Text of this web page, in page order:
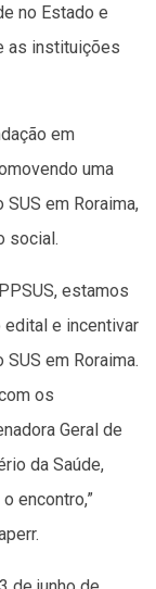
no Estado e
as instituições
em
uma
em Roraima,
social.
estamos
e incentivar
em Roraima.
os
Geral de
da Saúde,
encontro,”